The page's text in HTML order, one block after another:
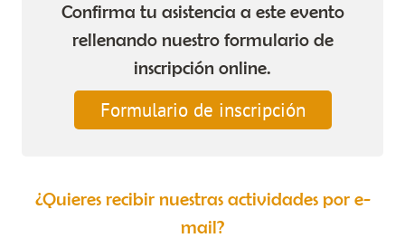
Confirma tu asistencia a este evento
rellenando nuestro formulario de
inscripción online.
Formulario de inscripción
¿Quieres recibir nuestras actividades por e-
mail?